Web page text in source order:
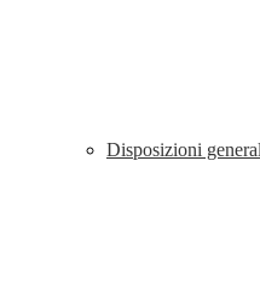
Disposizioni